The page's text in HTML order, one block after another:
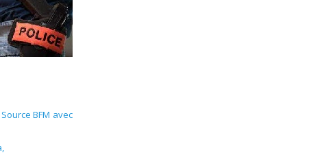
Source BFM avec